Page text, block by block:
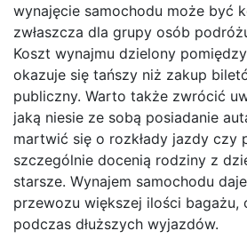
wynajęcie samochodu może być
zwłaszcza dla grupy osób
Koszt wynajmu dzielony
okazuje się tańszy niż zakup
publiczny. Warto także zwrócić
jaką niesie ze sobą posiadanie
martwić się o rozkłady jazdy czy
szczególnie docenią rodziny z
starsze. Wynajem samochodu
przewozu większej ilości bagażu,
podczas dłuższych wyjazdów.